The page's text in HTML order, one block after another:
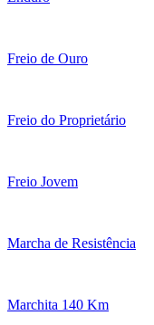
Freio de Ouro
Freio do Proprietário
Freio Jovem
Marcha de Resistência
Marchita 140 Km